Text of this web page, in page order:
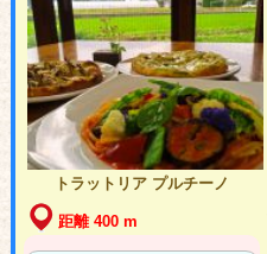
トラットリア プルチーノ
距離 400 m